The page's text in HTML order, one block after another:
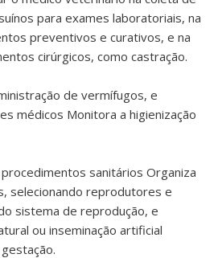
para exames laboratoriais, na
preventivos e curativos, e na
cirúrgicos, como castração.
de vermífugos, e
médicos Monitora a higienização
sanitários Organiza
selecionando reprodutores e
sistema de reprodução, e
ou inseminação artificial